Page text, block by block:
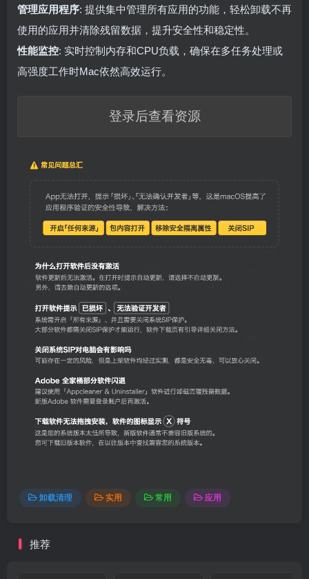
管理应用程序: 提供集中管理所有应用的功能，轻松卸载不再
使用的应用并清除残留数据，提升安全性和稳定性。
性能监控: 实时控制内存和CPU负载，确保在多任务处理或
高强度工作时Mac依然高效运行。
登录后查看资源
卸载清理 实用 常用 应用
推荐